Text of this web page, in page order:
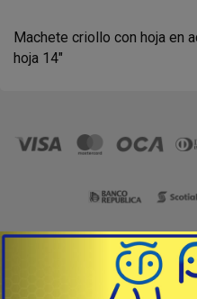
Machete criollo con hoja en
hoja 14"